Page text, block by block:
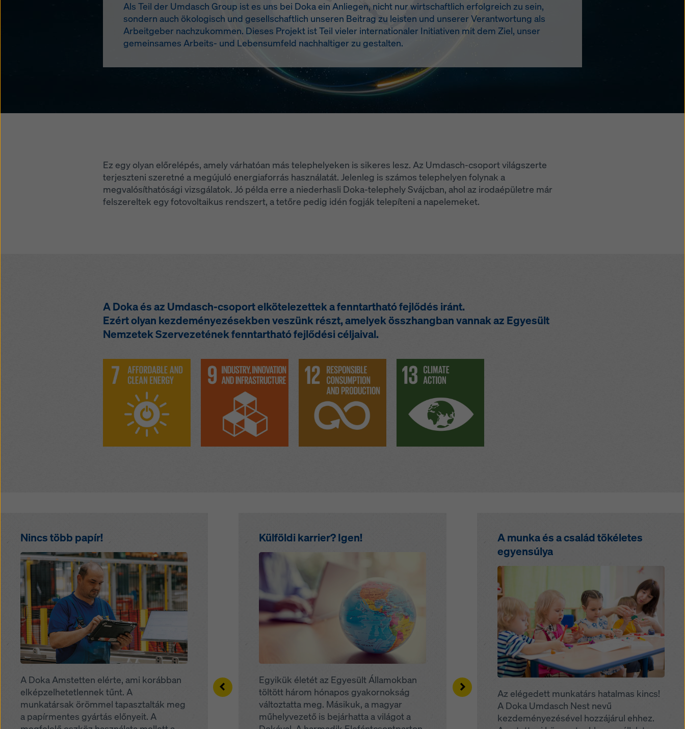
Als Teil der Umdasch Group ist es uns bei Doka ein Anliegen, nicht nur wirtschaftlich erfolgreich zu sein,
sondern auch ökologisch und gesellschaftlich unseren Beitrag zu leisten und unserer Verantwortung als
Arbeitgeber nachzukommen. Dieses Projekt ist Teil vieler internationaler Initiativen mit dem Ziel, unser
gemeinsames Arbeits- und Lebensumfeld nachhaltiger zu gestalten.
Ez egy olyan előrelépés, amely várhatóan más telephelyeken is sikeres lesz. Az Umdasch-csoport világszerte
terjeszteni szeretné a megújuló energiaforrás használatát. Jelenleg is számos telephelyen folynak a
megvalósíthatósági vizsgálatok. Jó példa erre a niederhasli Doka-telephely Svájcban, ahol az irodaépületre már
felszereltek egy fotovoltaikus rendszert, a tetőre pedig idén fogják telepíteni a napelemeket.
A Doka és az Umdasch-csoport elkötelezettek a fenntartható fejlődés iránt.
Ezért olyan kezdeményezésekben veszünk részt, amelyek összhangban vannak az Egyesült
Nemzetek Szervezetének fenntartható fejlődési céljaival.
Külföldi karrier? Igen!
Open
Egyikük életét az Egyesült Államokban
töltött három hónapos gyakornokság
változtatta meg. Másikuk, a magyar
műhelyvezető is bejárhatta a világot a
A munka és a család tökéletes
egyensúlya
Open
Az elégedett munkatárs hatalmas kincs!
A Doka Umdasch Nest nevű
kezdeményezésével hozzájárul ehhez.
Nincs több papír!
Open
A Doka Amstetten elérte, ami korábban
elképzelhetetlennek tűnt. A
munkatársak örömmel tapasztalták meg
a papírmentes gyártás előnyeit. A
Left Right